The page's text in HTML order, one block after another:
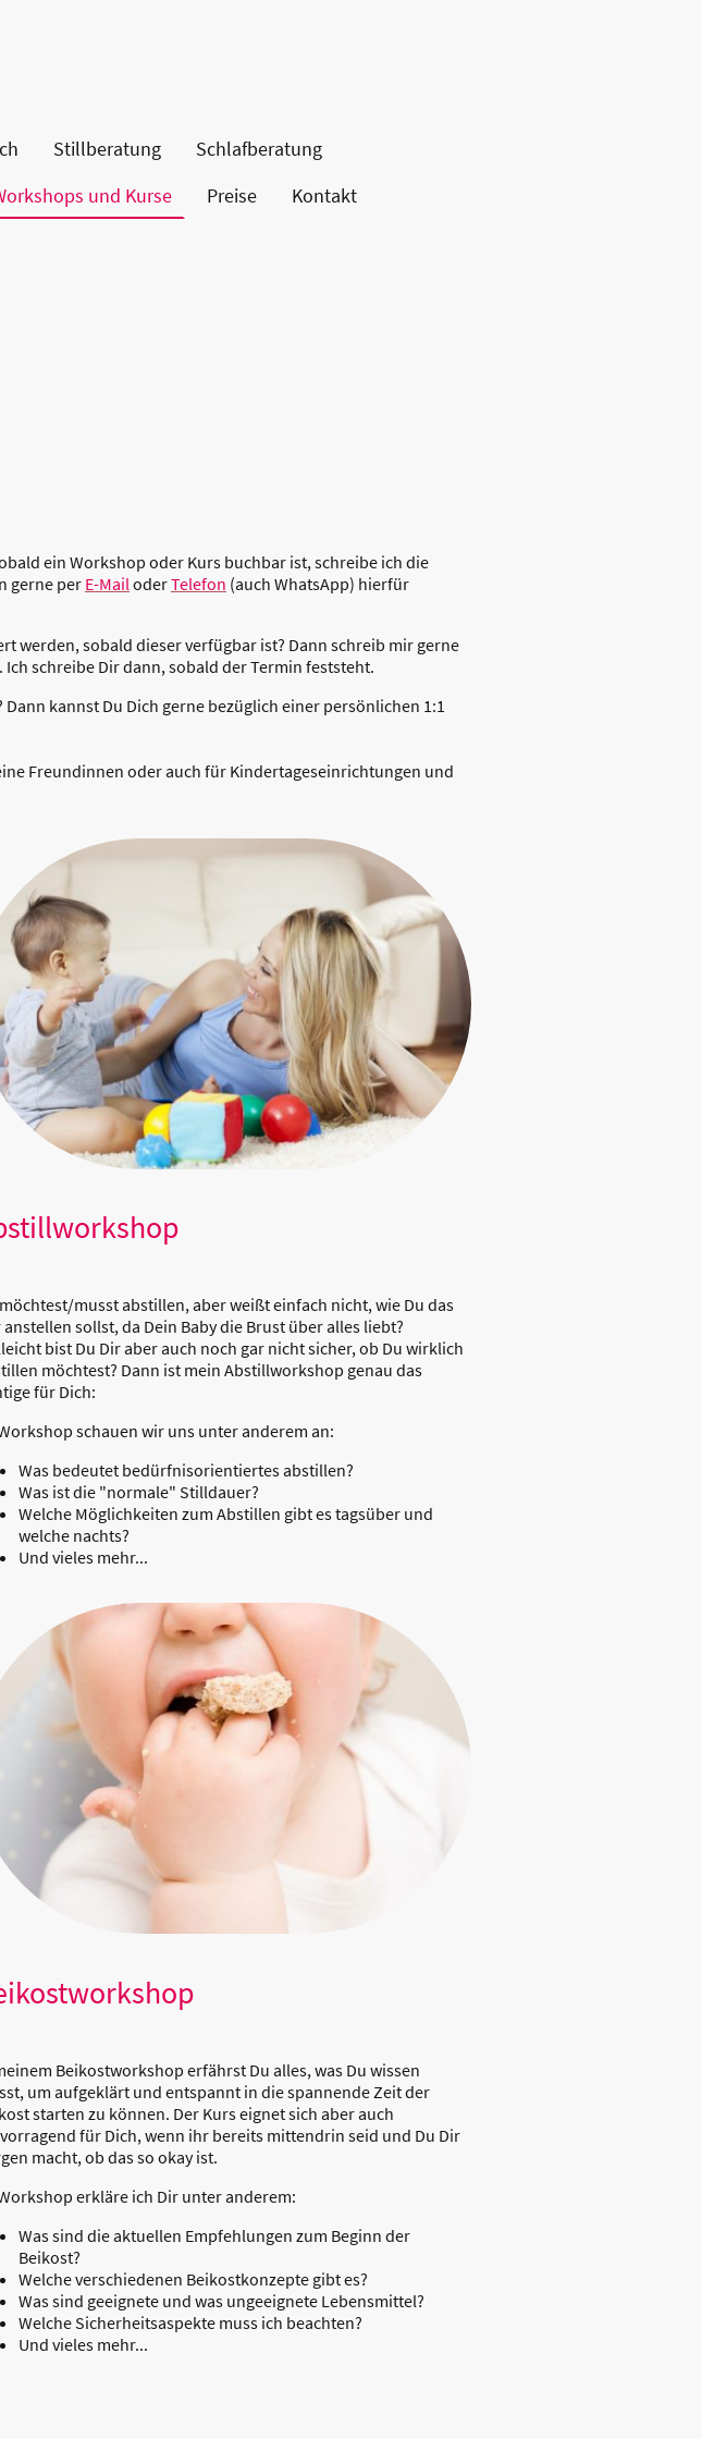
Stillberatung
Schlafberatung
und Kurse Preise Kontakt
ein Workshop oder Kurs buchbar ist, schreibe ich die
gerne per E-Mail oderTelefon (auch WhatsApp) hierfür
werden, sobald dieser verfügbar ist? Dann schreib mir gerne
schreibe Dir dann, sobald der Termin feststeht.
kannst Du Dich gerne bezüglich einer persönlichen 1:1
Freundinnen oder auch für Kindertageseinrichtungen und
musst abstillen, aber weißt einfach nicht, wie Du das
sollst, da Dein Baby die Brust über alles liebt?
bist Du Dir aber auch noch gar nicht sicher, ob Du wirklich
möchtest? Dann ist mein Abstillworkshop genau das
für Dich:
schauen wir uns unter anderem an:
Was bedeutet bedürfnisorientiertes abstillen?
Was ist die "normale" Stilldauer?
Welche Möglichkeiten zum Abstillen gibt es tagsüber und
welche nachts?
Und vieles mehr...
Beikostworkshop erfährst Du alles, was Du wissen
um aufgeklärt und entspannt in die spannende Zeit der
starten zu können. Der Kurs eignet sich aber auch
für Dich, wenn ihr bereits mittendrin seid und Du Dir
macht, ob das so okay ist.
erkläre ich Dir unter anderem:
Was sind die aktuellen Empfehlungen zum Beginn der
Beikost?
Welche verschiedenen Beikostkonzepte gibt es?
Was sind geeignete und was ungeeignete Lebensmittel?
Welche Sicherheitsaspekte muss ich beachten?
Und vieles mehr...